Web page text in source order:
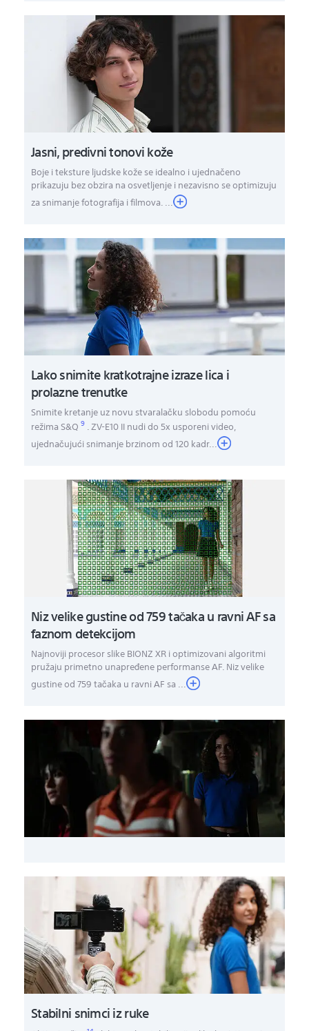
Jasni, predivni tonovi kože
Boje i teksture ljudske kože se idealno i ujednačeno
prikazuju bez obzira na osvetljenje i nezavisno se optimizuju
za snimanje fotografija i filmova. ...
Lako snimite kratkotrajne izraze lica i
prolazne trenutke
Snimite kretanje uz novu stvaralačku slobodu pomoću
režima S&Q9. ZV-E10 II nudi do 5x usporeni video,
ujednačujući snimanje brzinom od 120 kadr...
Niz velike gustine od 759 tačaka u ravni AF sa
faznom detekcijom
Najnoviji procesor slike BIONZ XR i optimizovani algoritmi
pružaju primetno unapređene performanse AF. Niz velike
gustine od 759 tačaka u ravni AF sa ...
Stabilni snimci iz ruke